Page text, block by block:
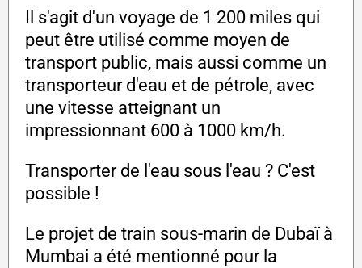
Il s'agit d'un voyage de 1 200 miles qui
peut être utilisé comme moyen de
transport public, mais aussi comme un
transporteur d'eau et de pétrole, avec
une vitesse atteignant un
impressionnant 600 à 1000 km/h.
Transporter de l'eau sous l'eau ? C'est
possible !
Le projet de train sous-marin de Dubaï à
Mumbai a été mentionné pour la